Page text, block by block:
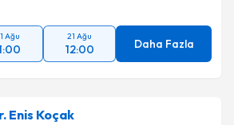
Ağu 21 Ağu
12:00 Daha Fazla
Enis Koçak